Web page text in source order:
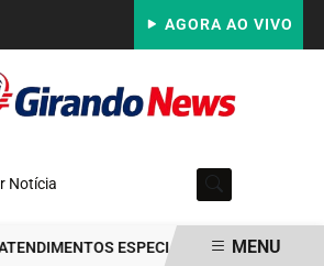
AGORA AO VIVO
Notícia
ESPECIALIZADOS À MULHER
MENU